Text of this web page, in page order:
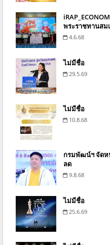
พระราชทานสม
4.6.68
ไม่มีชื่อ
29.5.69
ไม่มีชื่อ
10.8.68
กรมพัฒน์ฯ จัดห
ลด
9.8.68
ไม่มีชื่อ
25.6.69